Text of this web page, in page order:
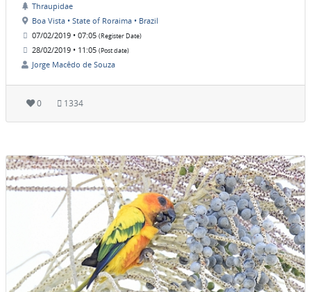
Thraupidae
Boa Vista • State of Roraima • Brazil
07/02/2019 • 07:05 (Register Date)
28/02/2019 • 11:05 (Post date)
Jorge Macêdo de Souza
0 1334